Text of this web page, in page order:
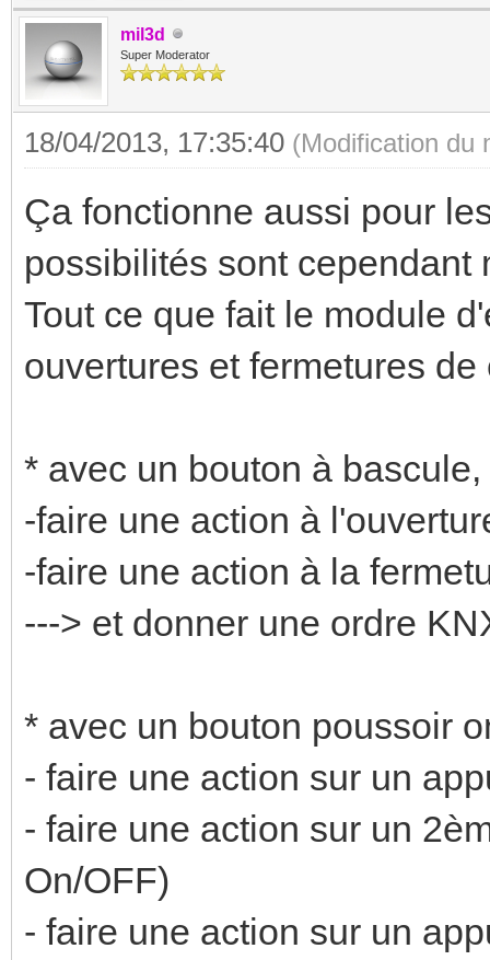
mil3d
Super Moderator
18/04/2013, 17:35:40 (Modification du
Ça fonctionne aussi pour
possibilités sont cependant
Tout ce que fait le module
ouvertures et fermetures
* avec un bouton à
-faire une action à
-faire une action à la
---> et donner une ordre
* avec un bouton poussoir
- faire une action sur un
- faire une action sur un
On/OFF)
- faire une action sur un